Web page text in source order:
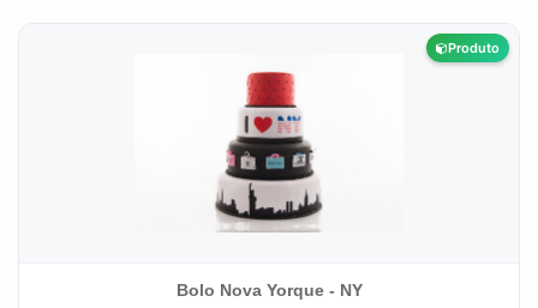
Produto
Bolo Nova Yorque - NY